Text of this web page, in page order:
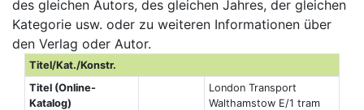
des gleichen Autors, des gleichen Jahres, der gleichen
Kategorie usw. oder zu weiteren Informationen über
den Verlag oder Autor.
Titel/Kat./Konstr.
Titel (Online-
Katalog)
London Transport
Walthamstow E/1 tram